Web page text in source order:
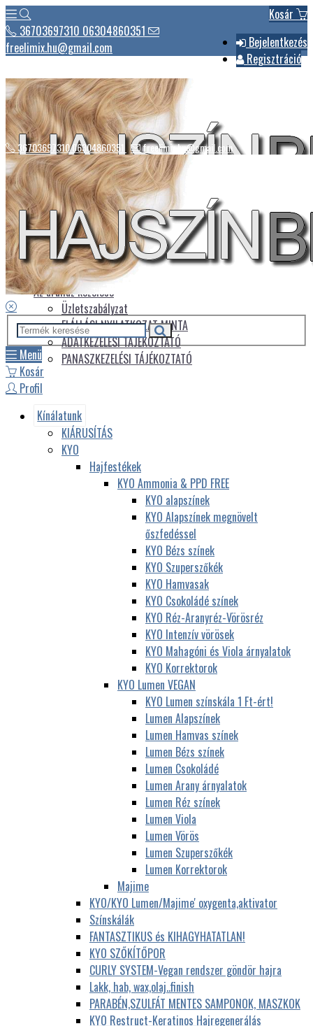
Kosár
Bejelentkezés
Regisztráció
36703697310 06304860351
freelimix.hu@gmail.com
Hírek
Csomagautomaták listája
Üdvözlet
Az áruház kezelése
Üzletszabályzat
ELÁLLÁSI NYILATKOZAT MINTA
ADATKEZELÉSI TÁJÉKOZTATÓ
PANASZKEZELÉSI TÁJÉKOZTATÓ
36703697310 06304860351 freelimix.hu@gmail.com
Menü
Kosár
Profil
Kínálatunk
KIÁRUSÍTÁS
KYO
Hajfestékek
KYO Ammonia & PPD FREE
KYO alapszínek
KYO Alapszínek megnövelt
őszfedéssel
KYO Bézs színek
KYO Szuperszőkék
KYO Hamvasak
KYO Csokoládé színek
KYO Réz-Aranyréz-Vörösréz
KYO Intenzív vörösek
KYO Mahagóni és Viola árnyalatok
KYO Korrektorok
KYO Lumen VEGAN
KYO Lumen színskála 1 Ft-ért!
Lumen Alapszínek
Lumen Hamvas színek
Lumen Bézs színek
Lumen Csokoládé
Lumen Arany árnyalatok
Lumen Réz színek
Lumen Viola
Lumen Vörös
Lumen Szuperszőkék
Lumen Korrektorok
Majime
KYO/KYO Lumen/Majime' oxygenta,aktivator
Színskálák
FANTASZTIKUS és KIHAGYHATATLAN!
KYO SZŐKÍTŐPOR
CURLY SYSTEM-Vegan rendszer göndör hajra
Lakk, hab, wax,olaj..finish
PARABÉN,SZULFÁT MENTES SAMPONOK, MASZKOK
KYO Restruct-Keratinos Hajregenerálás